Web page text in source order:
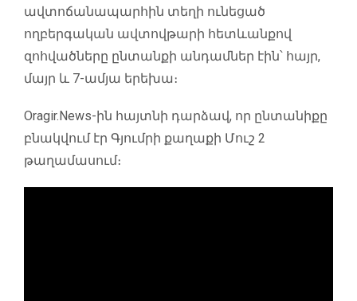
ավտոճանապարհին տեղի ունեցած
ողբերգական ավտովթարի հետևանքով
զոհվածները ընտանքի անդամներ էին՝ հայր,
մայր և 7-ամյա երեխա։
Oragir.News-ին հայտնի դարձավ, որ ընտանիքը
բնակվում էր Գյումրի քաղաքի Մուշ 2
թաղամասում։